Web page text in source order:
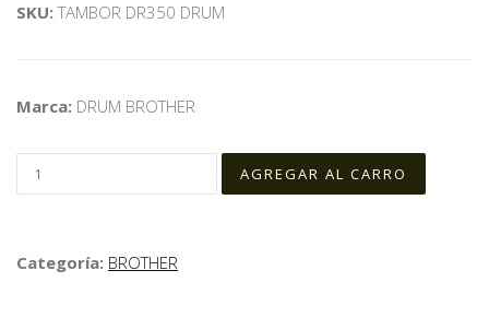
SKU:TAMBOR DR350 DRUM
Marca: DRUM BROTHER
Categoría: BROTHER